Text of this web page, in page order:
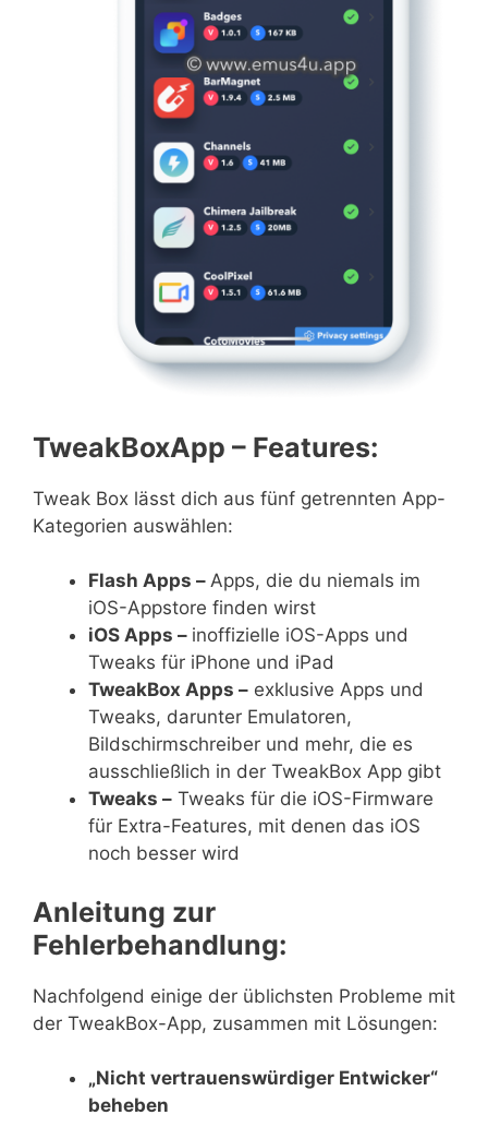
TweakBoxApp – Features:
Tweak Box lässt dich aus fünf getrennten App-
Kategorien auswählen:
Flash Apps – Apps, die du niemals im
iOS-Appstore finden wirst
iOS Apps – inoffizielle iOS-Apps und
Tweaks für iPhone und iPad
TweakBox Apps – exklusive Apps und
Tweaks, darunter Emulatoren,
Bildschirmschreiber und mehr, die es
ausschließlich in der TweakBox App gibt
Tweaks – Tweaks für die iOS-Firmware
für Extra-Features, mit denen das iOS
noch besser wird
Anleitung zur
Fehlerbehandlung:
Nachfolgend einige der üblichsten Probleme mit
der TweakBox-App, zusammen mit Lösungen:
„Nicht vertrauenswürdiger Entwicker“
beheben